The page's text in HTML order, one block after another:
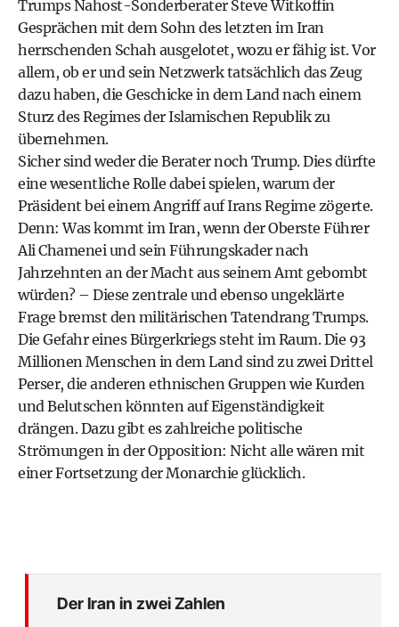
Trumps Nahost-Sonderberater Steve Witkoffin
Gesprächen mit dem Sohn des letzten im Iran
herrschenden Schah ausgelotet, wozu er fähig ist. Vor
allem, ob er und sein Netzwerk tatsächlich das Zeug
dazu haben, die Geschicke in dem Land nach einem
Sturz des Regimes der Islamischen Republik zu
übernehmen.
Sicher sind weder die Berater noch Trump. Dies dürfte
eine wesentliche Rolle dabei spielen, warum der
Präsident bei einem Angriff auf Irans Regime zögerte.
Denn: Was kommt im Iran, wenn der Oberste Führer
Ali Chamenei und sein Führungskader nach
Jahrzehnten an der Macht aus seinem Amt gebombt
würden? – Diese zentrale und ebenso ungeklärte
Frage bremst den militärischen Tatendrang Trumps.
Die Gefahr eines Bürgerkriegs steht im Raum. Die 93
Millionen Menschen in dem Land sind zu zwei Drittel
Perser, die anderen ethnischen Gruppen wie Kurden
und Belutschen könnten auf Eigenständigkeit
drängen. Dazu gibt es zahlreiche politische
Strömungen in der Opposition: Nicht alle wären mit
einer Fortsetzung der Monarchie glücklich.
Der Iran in zwei Zahlen